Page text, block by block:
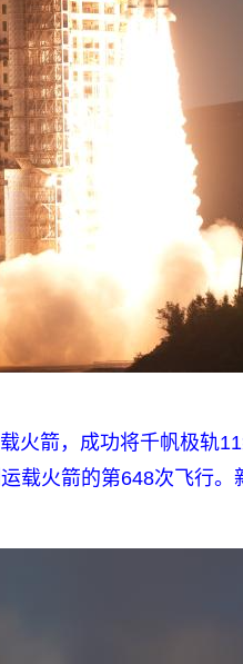
火箭，成功将千帆极轨
载火箭的第648次飞行。